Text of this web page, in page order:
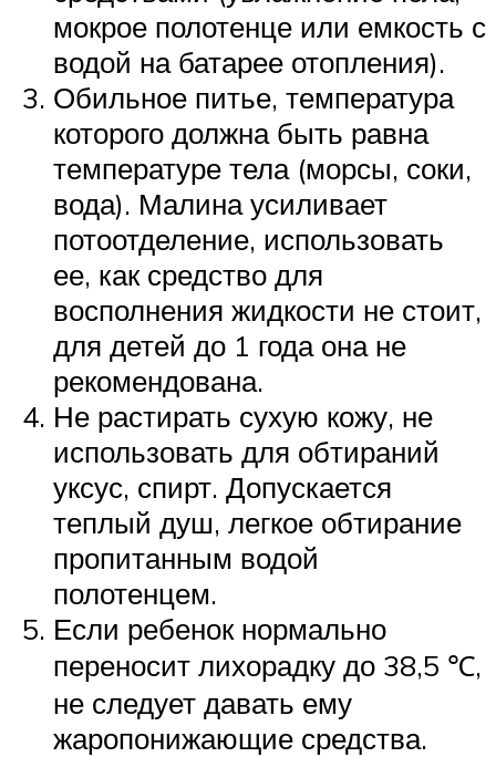
мокрое полотенце или емкость с
водой на батарее отопления).
Обильное питье, температура
которого должна быть равна
температуре тела (морсы, соки,
вода). Малина усиливает
потоотделение, использовать
ее, как средство для
восполнения жидкости не стоит,
для детей до 1 года она не
рекомендована.
Не растирать сухую кожу, не
использовать для обтираний
уксус, спирт. Допускается
теплый душ, легкое обтирание
пропитанным водой
полотенцем.
Если ребенок нормально
переносит лихорадку до 38,5 ℃,
не следует давать ему
жаропонижающие средства.